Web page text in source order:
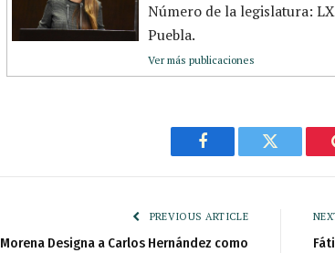
Número de la legislatura:
Puebla.
Ver más publicaciones
Facebook Twitter
PREVIOUS ARTICLE
Morena Designa a Carlos Hernández como